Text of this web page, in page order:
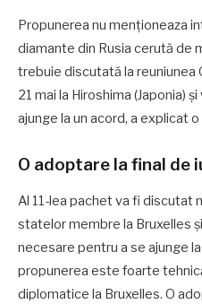
Propunerea nu menţioneaza
diamante din Rusia cerută de
trebuie discutată la reuniunea
21 mai la Hiroshima (Japonia)
ajunge la un acord, a explicat
O adoptare la final de
Al 11-lea pachet va fi discutat
statelor membre la Bruxelles
necesare pentru a se ajunge
propunerea este foarte
diplomatice la Bruxelles. O